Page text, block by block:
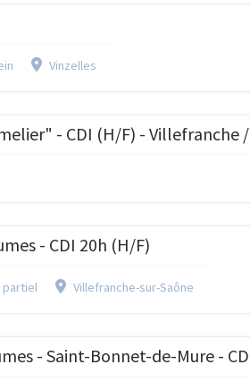
Vinzelles
- CDI (H/F) - Villefranche
- CDI 20h (H/F)
partiel Villefranche-sur-Saône
- Saint-Bonnet-de-Mure -